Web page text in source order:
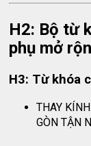
H2: Bộ từ
phụ mở
H3: Từ khóa
THAY
GÒN TẬN